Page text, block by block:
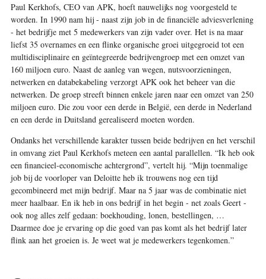
Paul Kerkhofs, CEO van APK, hoeft nauwelijks nog voorgesteld te
worden. In 1990 nam hij - naast zijn job in de financiële adviesverlening
- het bedrijfje met 5 medewerkers van zijn vader over. Het is na maar
liefst 35 overnames en een flinke organische groei uitgegroeid tot een
multi­disciplinaire en geïntegreerde bedrijvengroep met een omzet van
160 miljoen euro. Naast de aanleg van wegen, nutsvoorzieningen,
netwerken en databekabeling verzorgt APK ook het beheer van die
netwerken. De groep streeft binnen enkele jaren naar een omzet van 250
miljoen euro. Die zou voor een derde in België, een derde in Nederland
en een derde in Duitsland gerealiseerd moeten worden.
Ondanks het verschillende karakter tussen beide bedrijven en het verschil
in omvang ziet Paul Kerkhofs meteen een aantal parallellen. “Ik heb ook
een financieel-economische achtergrond”, vertelt hij. “Mijn toenmalige
job bij de voor­loper van Deloitte heb ik trouwens nog een tijd
gecombineerd met mijn bedrijf. Maar na 5 jaar was de combinatie niet
meer haalbaar. En ik heb in ons bedrijf in het begin - net zoals Geert -
ook nog alles zelf gedaan: boekhouding, lonen, bestellingen, …
Daarmee doe je ervaring op die goed van pas komt als het bedrijf later
flink aan het groeien is. Je weet wat je medewerkers tegenkomen.”